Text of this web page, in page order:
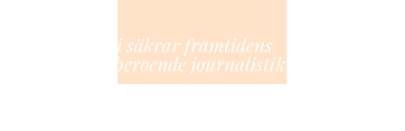
Vi säkrar framtidens
oberoende journalistik